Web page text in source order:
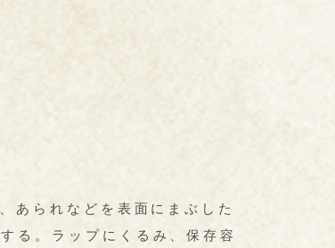
あられなどを表面にまぶした
る。ラップにくるみ、保存容